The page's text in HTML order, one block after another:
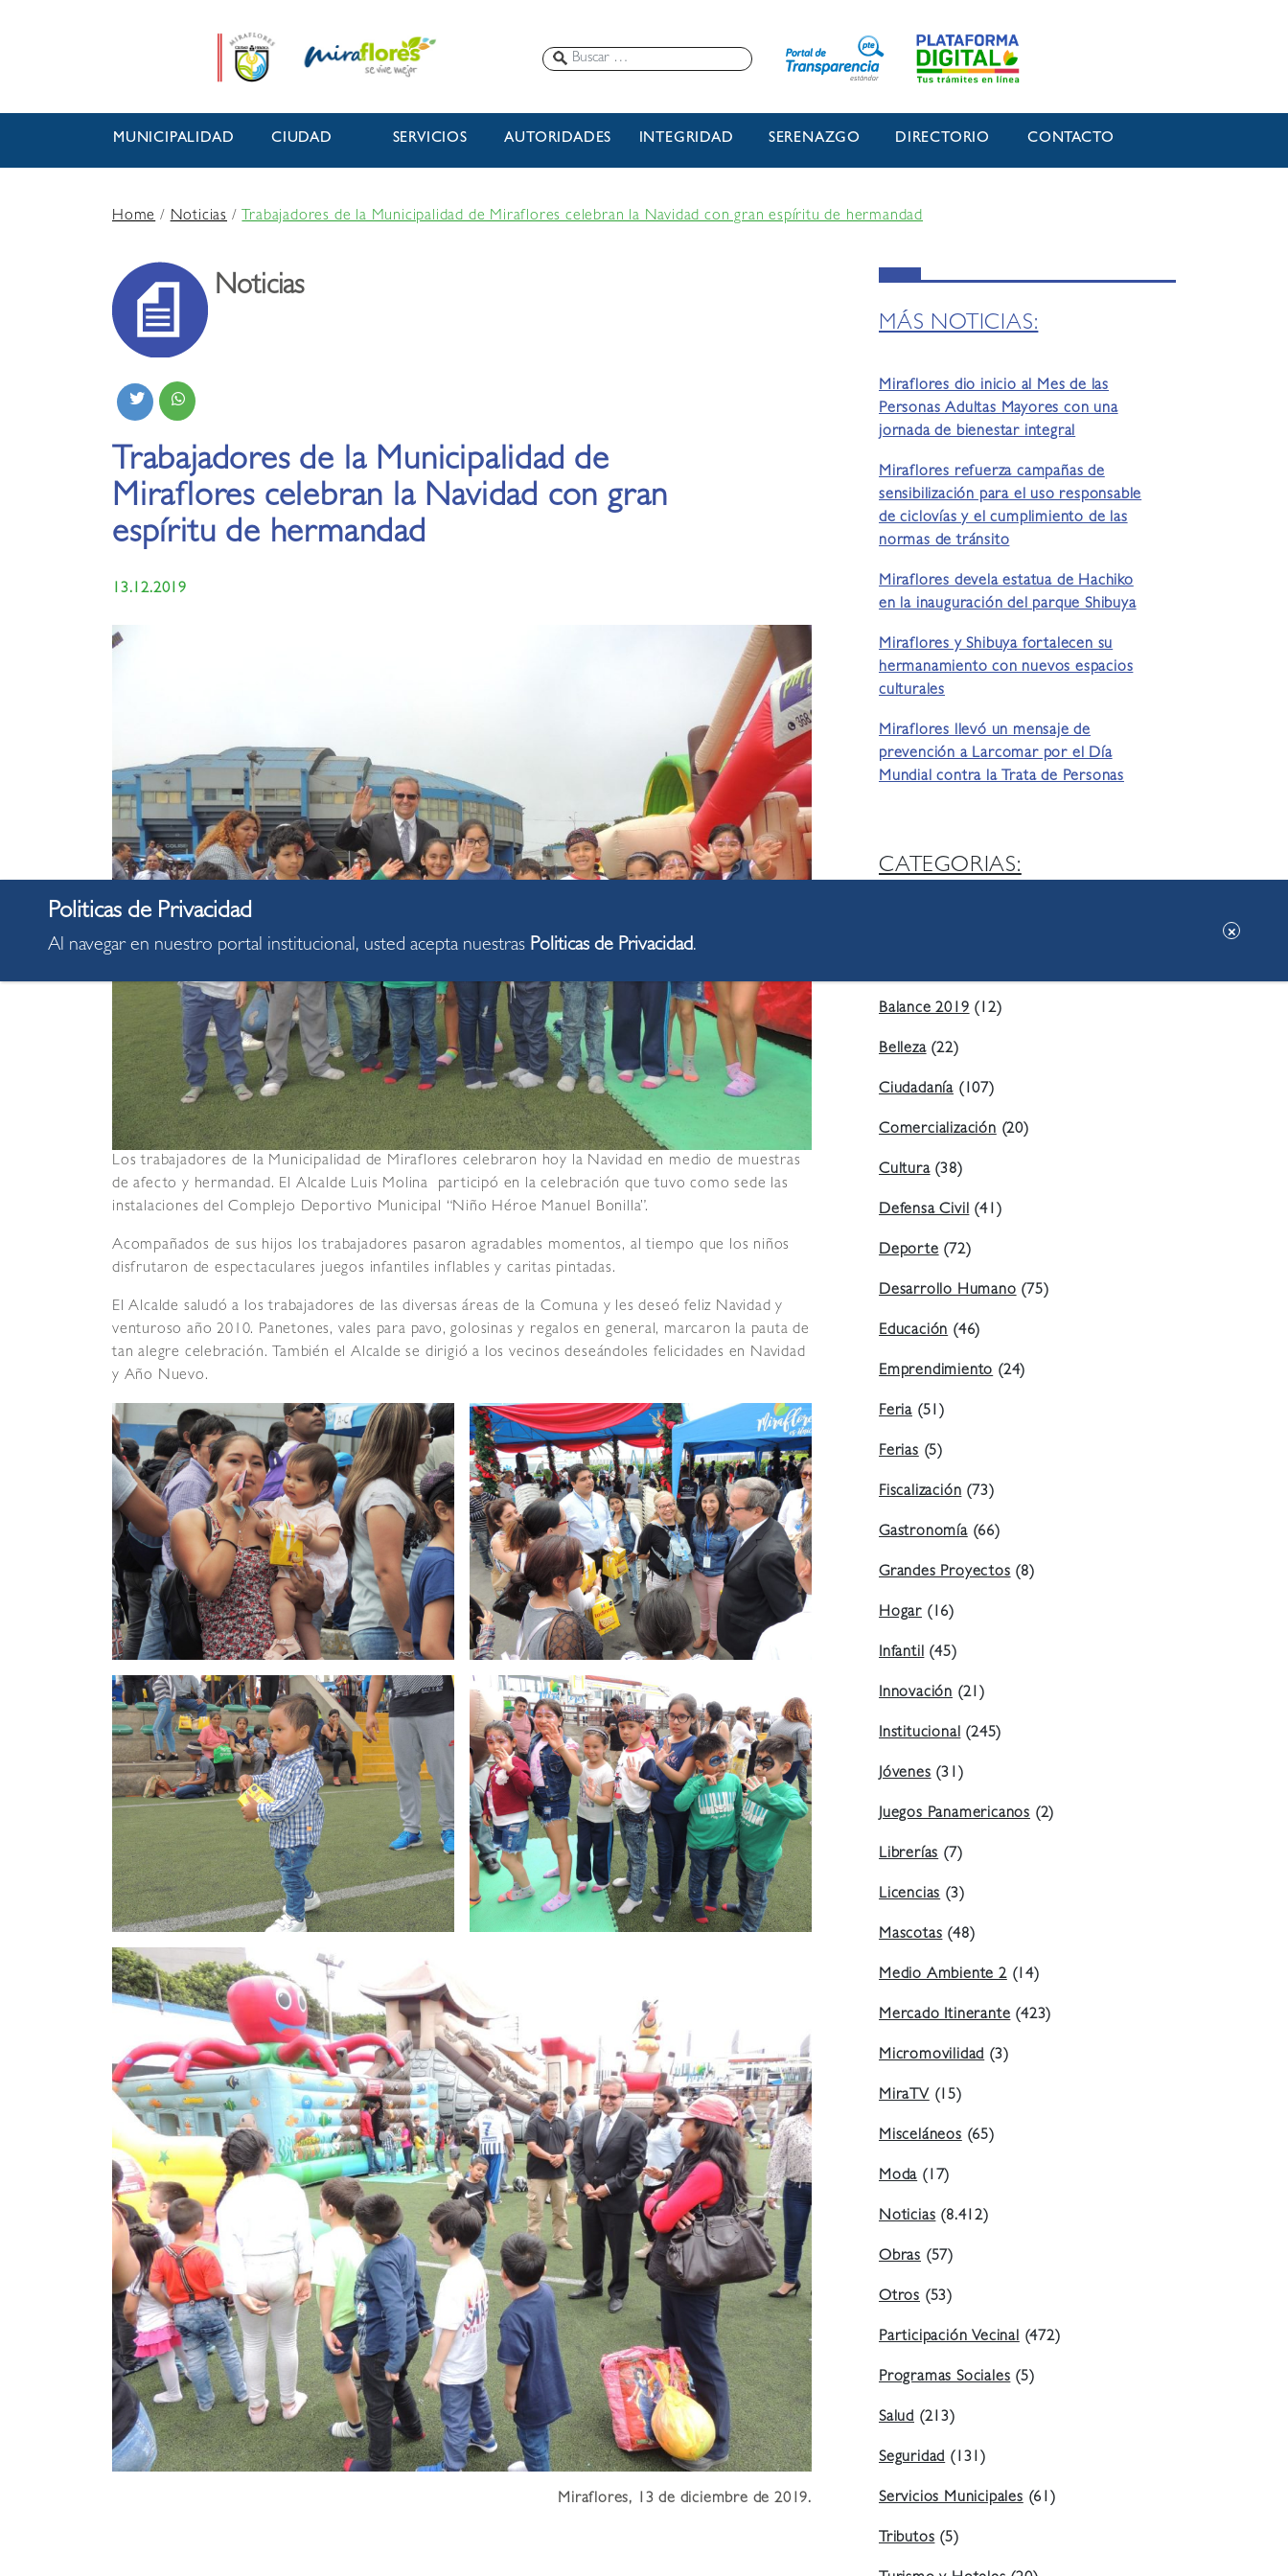
MUNICIPALIDAD CIUDAD SERVICIOS AUTORIDADES INTEGRIDAD SERENAZGO DIRECTORIO CONTACTO
Home/Noticias /Trabajadores de la Municipalidad de Miraflores celebran la Navidad con gran espíritu de hermandad
Noticias
Trabajadores de la Municipalidad de
Miraflores celebran la Navidad con gran
espíritu de hermandad
13.12.2019
Los trabajadores de la Municipalidad de Miraflores celebraron hoy la Navidad en medio de muestras
de afecto y hermandad. El Alcalde Luis Molina participó en la celebración que tuvo como sede las
instalaciones del Complejo Deportivo Municipal “Niño Héroe Manuel Bonilla”.
Acompañados de sus hijos los trabajadores pasaron agradables momentos, al tiempo que los niños
disfrutaron de espectaculares juegos infantiles inflables y caritas pintadas.
El Alcalde saludó a los trabajadores de las diversas áreas de la Comuna y les deseó feliz Navidad y
venturoso año 2010. Panetones, vales para pavo, golosinas y regalos en general, marcaron la pauta de
tan alegre celebración. También el Alcalde se dirigió a los vecinos deseándoles felicidades en Navidad
y Año Nuevo.
Miraflores, 13 de diciembre de 2019.
MÁS NOTICIAS:
Miraflores dio inicio al Mes de las
Personas Adultas Mayores con una
jornada de bienestar integral
Miraflores refuerza campañas de
sensibilización para el uso responsable
de ciclovías y el cumplimiento de las
normas de tránsito
Miraflores devela estatua de Hachiko
en la inauguración del parque Shibuya
Miraflores y Shibuya fortalecen su
hermanamiento con nuevos espacios
culturales
Miraflores llevó un mensaje de
prevención a Larcomar por el Día
Mundial contra la Trata de Personas
CATEGORIAS:
Balance 2019(12)
Belleza(22)
Ciudadanía (107)
Comercialización(20)
Cultura(38)
Defensa Civil(41)
Deporte(72)
Desarrollo Humano(75)
Educación(46)
Emprendimiento(24)
Feria (51)
Ferias(5)
Fiscalización(73)
Gastronomía(66)
Grandes Proyectos(8)
Hogar (16)
Infantil(45)
Innovación (21)
Institucional(245)
Jóvenes(31)
Juegos Panamericanos (2)
Librerías(7)
Licencias(3)
Mascotas(48)
Medio Ambiente 2(14)
Mercado Itinerante(423)
Micromovilidad(3)
MiraTV(15)
Misceláneos(65)
Moda(17)
Noticias(8.412)
Obras (57)
Otros (53)
Participación Vecinal(472)
Programas Sociales(5)
Salud (213)
Seguridad(131)
Servicios Municipales(61)
Tributos(5)
Al navegar en nuestro portal institucional, usted acepta nuestras Politicas de Privacidad.